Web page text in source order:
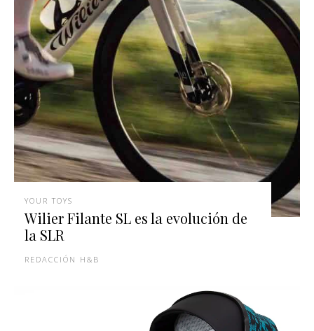
YOUR TOYS
Wilier Filante SL es la evolución de
la SLR
REDACCIÓN H&B